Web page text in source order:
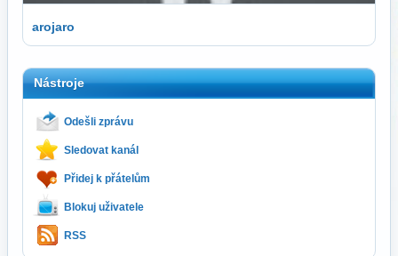
arojaro
Nástroje
Odešli zprávu
Sledovat kanál
Přidej k přátelům
Blokuj uživatele
RSS